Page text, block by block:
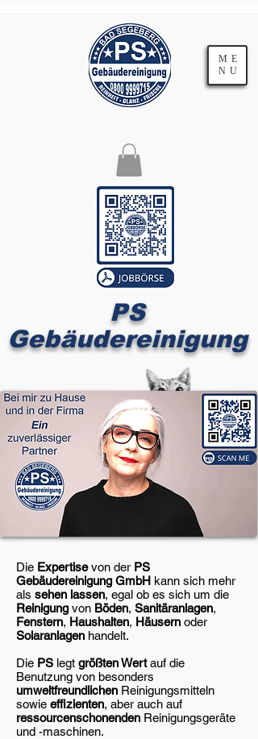
ME
NU
PS
Gebäudereinigung
Die Expertisevon der PS
Gebäudereinigung GmbH kann sich mehr
als sehen lassen, egal ob es sich um die
Reinigungvon Böden, Sanitäranlagen,
Fenstern, Haushalten, Häusern oder
Solaranlagen handelt.
Die PS legt größten Wertauf die
Benutzung von besonders
umweltfreundlichen Reinigungsmitteln
sowie effizienten, aber auch auf
ressourcenschonenden Reinigungsgeräte
und -maschinen.